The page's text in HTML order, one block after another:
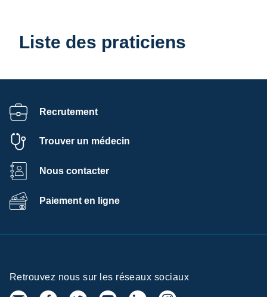
Liste des praticiens
Recrutement
Trouver un médecin
Nous contacter
Paiement en ligne
Retrouvez nous sur les réseaux sociaux